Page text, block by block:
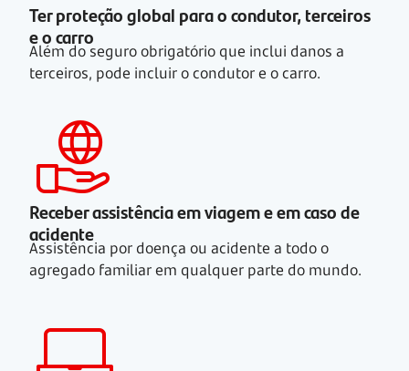
Ter proteção global para o condutor, terceiros
e o carro
Além do seguro obrigatório que inclui danos a
terceiros, pode incluir o condutor e o carro.
Receber assistência em viagem e em caso de
acidente
Assistência por doença ou acidente a todo o
agregado familiar em qualquer parte do mundo.